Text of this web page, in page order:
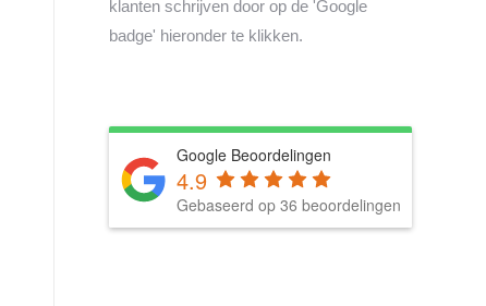
klanten schrijven door op de 'Google
badge' hieronder te klikken.
Google Beoordelingen
4.9
Gebaseerd op 36 beoordelingen